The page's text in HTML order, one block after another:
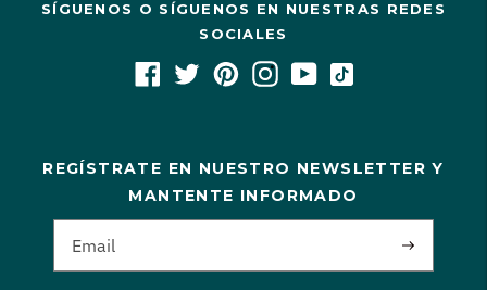
SÍGUENOS O SÍGUENOS EN NUESTRAS REDES
SOCIALES
REGÍSTRATE EN NUESTRO NEWSLETTER Y
MANTENTE INFORMADO